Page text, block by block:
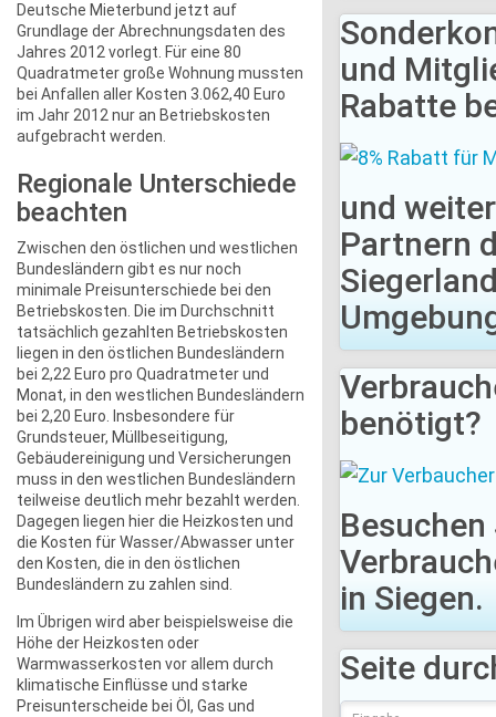
Deutsche Mieterbund jetzt auf
Grundlage der Abrechnungsdaten des
Jahres 2012 vorlegt. Für eine 80
Quadratmeter große Wohnung mussten
bei Anfallen aller Kosten 3.062,40 Euro
im Jahr 2012 nur an Betriebskosten
aufgebracht werden.
Regionale Unterschiede
beachten
Zwischen den östlichen und westlichen
Bundesländern gibt es nur noch
minimale Preisunterschiede bei den
Betriebskosten. Die im Durchschnitt
tatsächlich gezahlten Betriebskosten
liegen in den östlichen Bundesländern
bei 2,22 Euro pro Quadratmeter und
Monat, in den westlichen Bundesländern
bei 2,20 Euro. Insbesondere für
Grundsteuer, Müllbeseitigung,
Gebäudereinigung und Versicherungen
muss in den westlichen Bundesländern
teilweise deutlich mehr bezahlt werden.
Dagegen liegen hier die Heizkosten und
die Kosten für Wasser/Abwasser unter
den Kosten, die in den östlichen
Bundesländern zu zahlen sind.
Im Übrigen wird aber beispielsweise die
Höhe der Heizkosten oder
Warmwasserkosten vor allem durch
klimatische Einflüsse und starke
Preisunterscheide bei Öl, Gas und
und
Rabatte
und
Partnern
benötigt?
Besuchen
in Siegen.
Seite